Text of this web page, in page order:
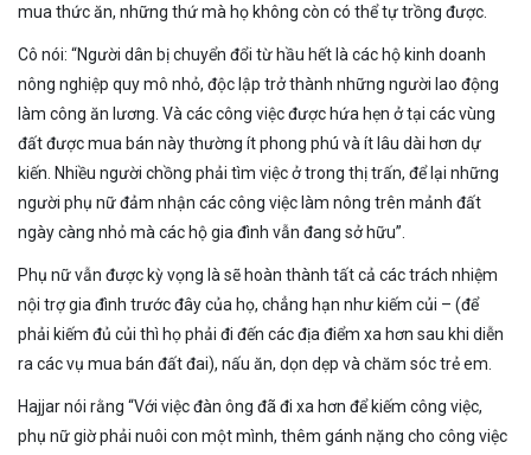
mua thức ăn, những thứ mà họ không còn có thể tự trồng được.
Cô nói: “Người dân bị chuyển đổi từ hầu hết là các hộ kinh doanh
nông nghiệp quy mô nhỏ, độc lập trở thành những người lao động
làm công ăn lương. Và các công việc được hứa hẹn ở tại các vùng
đất được mua bán này thường ít phong phú và ít lâu dài hơn dự
kiến. Nhiều người chồng phải tìm việc ở trong thị trấn, để lại những
người phụ nữ đảm nhận các công việc làm nông trên mảnh đất
ngày càng nhỏ mà các hộ gia đình vẫn đang sở hữu”.
Phụ nữ vẫn được kỳ vọng là sẽ hoàn thành tất cả các trách nhiệm
nội trợ gia đình trước đây của họ, chẳng hạn như kiếm củi – (để
phải kiếm đủ củi thì họ phải đi đến các địa điểm xa hơn sau khi diễn
ra các vụ mua bán đất đai), nấu ăn, dọn dẹp và chăm sóc trẻ em.
Hajjar nói rằng “Với việc đàn ông đã đi xa hơn để kiếm công việc,
phụ nữ giờ phải nuôi con một mình, thêm gánh nặng cho công việc